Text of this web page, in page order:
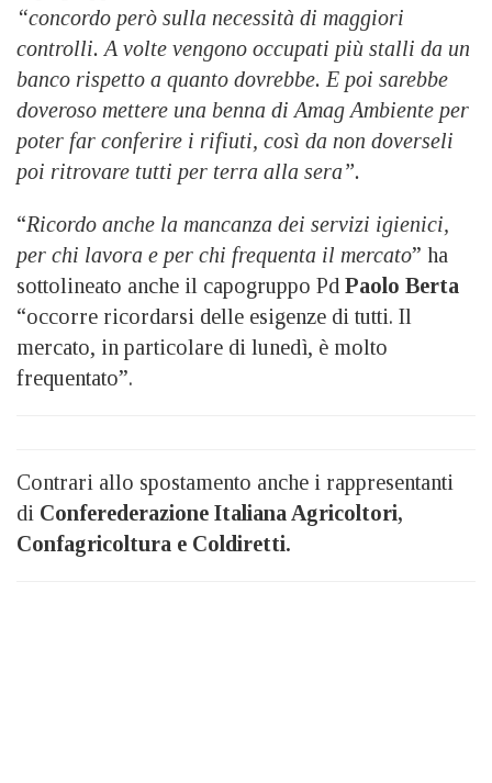
“concordo però sulla necessità di maggiori
controlli. A volte vengono occupati più stalli da un
banco rispetto a quanto dovrebbe. E poi sarebbe
doveroso mettere una benna di Amag Ambiente per
poter far conferire i rifiuti, così da non doverseli
poi ritrovare tutti per terra alla sera”.
“Ricordo anche la mancanza dei servizi igienici,
per chi lavora e per chi frequenta il mercato” ha
sottolineato anche il capogruppo Pd Paolo Berta
“occorre ricordarsi delle esigenze di tutti. Il
mercato, in particolare di lunedì, è molto
frequentato”.
Contrari allo spostamento anche i rappresentanti
di Conferederazione Italiana Agricoltori,
Confagricoltura e Coldiretti.